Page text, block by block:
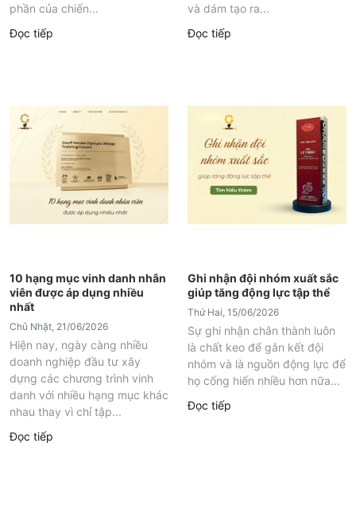
phần của chiến...
Đọc tiếp
và dám tạo ra...
Đọc tiếp
10 hạng mục vinh danh nhân
viên được áp dụng nhiều
nhất
Chủ Nhật, 21/06/2026
Hiện nay, ngày càng nhiều
doanh nghiệp đầu tư xây
dựng các chương trình vinh
danh với nhiều hạng mục khác
nhau thay vì chỉ tập...
Đọc tiếp
Ghi nhận đội nhóm xuất sắc
giúp tăng động lực tập thể
Thứ Hai, 15/06/2026
Sự ghi nhận chân thành luôn
là chất keo để gắn kết đội
nhóm và là nguồn động lực để
họ cống hiến nhiều hơn nữa...
Đọc tiếp